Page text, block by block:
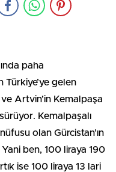
paha
Türkiye’ye gelen
Artvin’in Kemalpaşa
Kemalpaşalı
olan Gürcistan’ın
Yani ben, 100 liraya 190
ise 100 liraya 13 lari